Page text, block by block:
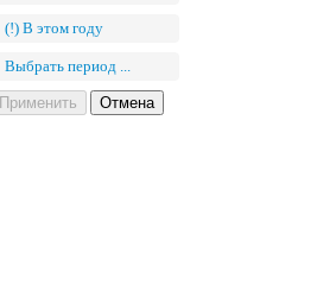
(!) В этом году
Выбрать период ...
Применить Отмена